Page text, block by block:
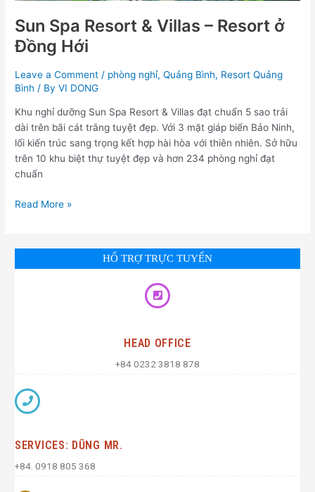
Sun Spa Resort & Villas – Resort ở
Đồng Hới
Leave a Comment / phòng nghỉ,Quảng Bình, Resort Quảng
Bình / ByVI DONG
Khu nghỉ dưỡng Sun Spa Resort & Villas đạt chuẩn 5 sao trải
dài trên bãi cát trắng tuyệt đẹp. Với 3 mặt giáp biển Bảo Ninh,
lối kiến trúc sang trọng kết hợp hài hòa với thiên nhiên. Sở hữu
trên 10 khu biệt thự tuyệt đẹp và hơn 234 phòng nghỉ đạt
chuẩn
Read More »
HỔ TRỢ TRỰC TUYẾN
HEAD OFFICE
+84 0232 3818 878
SERVICES: DŨNG MR.
+84. 0918 805 368